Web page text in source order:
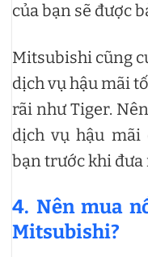
của bạn sẽ được
Mitsubishi cũng
dịch vụ hậu mãi
rãi như Tiger.
dịch vụ hậu mãi
bạn trước khi đưa
4. Nên mua
Mitsubishi?